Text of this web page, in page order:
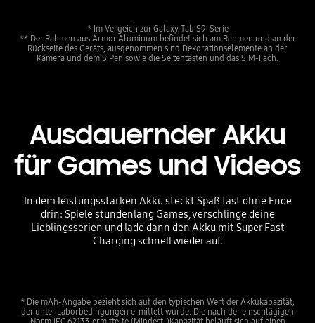
* Im Vergeich zur Galaxy Tab S9-Serie
** Der Rahmen aus Armor Aluminum befindet sich am Rahmen und an der
Rückseite des Geräts, ausgenommen sind Dekorationselemente an der
Kamera und dem S Pen sowie die Seitentasten und das SIM-Fach.
Ausdauernder Akku
für Games und Videos
In dem leistungsstarken Akku steckt Spaß fast ohne Ende
drin: Spiele stundenlang Games, verschlinge deine
Lieblingsserien und lade dann den Akku mit Super Fast
Charging schnell wieder auf.
* Die mAh-Angabe bezieht sich auf den typischen Wert der Akkukapazität,
der unter Laborbedingungen ermittelt wurde. Die nach der einschlägigen